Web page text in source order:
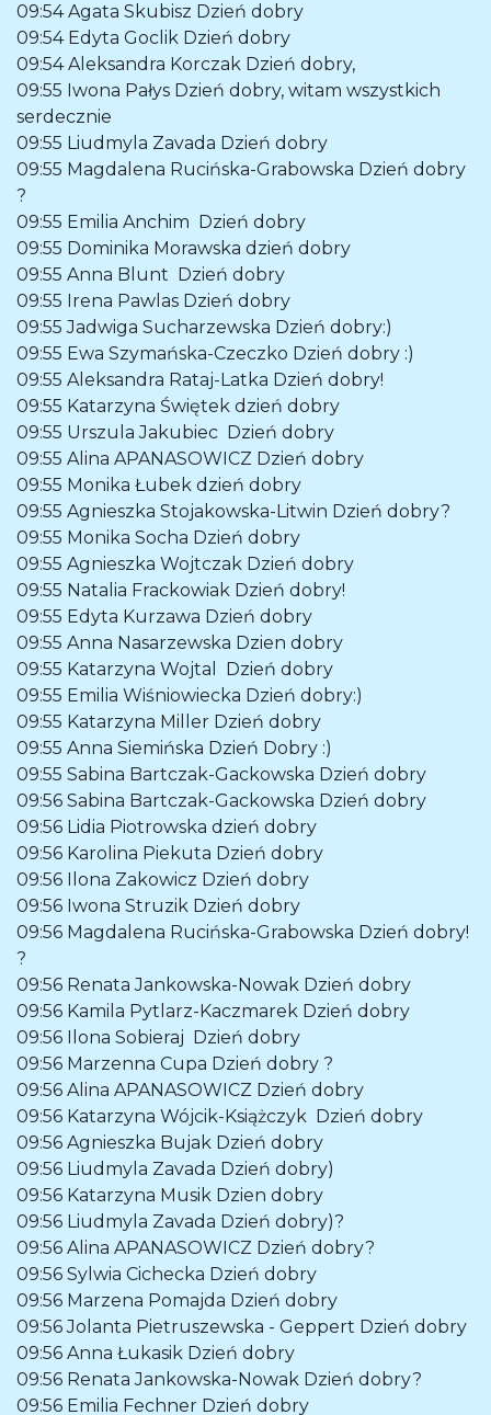
09:54 Agata Skubisz Dzień dobry
09:54 Edyta Goclik Dzień dobry
09:54 Aleksandra Korczak Dzień dobry,
09:55 Iwona Pałys Dzień dobry, witam wszystkich
serdecznie
09:55 Liudmyla Zavada Dzień dobry
09:55 Magdalena Rucińska-Grabowska Dzień dobry
?
09:55 Emilia Anchim Dzień dobry
09:55 Dominika Morawska dzień dobry
09:55 Anna Blunt Dzień dobry
09:55 Irena Pawlas Dzień dobry
09:55 Jadwiga Sucharzewska Dzień dobry:)
09:55 Ewa Szymańska-Czeczko Dzień dobry :)
09:55 Aleksandra Rataj-Latka Dzień dobry!
09:55 Katarzyna Świętek dzień dobry
09:55 Urszula Jakubiec Dzień dobry
09:55 Alina APANASOWICZ Dzień dobry
09:55 Monika Łubek dzień dobry
09:55 Agnieszka Stojakowska-Litwin Dzień dobry?
09:55 Monika Socha Dzień dobry
09:55 Agnieszka Wojtczak Dzień dobry
09:55 Natalia Frackowiak Dzień dobry!
09:55 Edyta Kurzawa Dzień dobry
09:55 Anna Nasarzewska Dzien dobry
09:55 Katarzyna Wojtal
Dzień dobry
09:55 Emilia Wiśniowiecka Dzień dobry:)
09:55 Katarzyna Miller Dzień dobry
09:55 Anna Siemińska Dzień Dobry :)
09:55 Sabina Bartczak-Gackowska Dzień dobry
09:56 Sabina Bartczak-Gackowska Dzień dobry
09:56 Lidia Piotrowska dzień dobry
09:56 Karolina Piekuta Dzień dobry
09:56 Ilona Zakowicz Dzień dobry
09:56 Iwona Struzik Dzień dobry
09:56 Magdalena Rucińska-Grabowska Dzień dobry!
?
09:56 Renata Jankowska-Nowak Dzień dobry
09:56 Kamila Pytlarz-Kaczmarek Dzień dobry
09:56 Ilona Sobieraj Dzień dobry
09:56 Marzenna Cupa Dzień dobry ?
09:56 Alina APANASOWICZ Dzień dobry
09:56 Katarzyna Wójcik-Książczyk Dzień dobry
09:56 Agnieszka Bujak Dzień dobry
09:56 Liudmyla Zavada Dzień dobry)
09:56 Katarzyna Musik Dzien dobry
09:56 Liudmyla Zavada Dzień dobry)?
09:56 Alina APANASOWICZ Dzień dobry?
09:56 Sylwia Cichecka Dzień dobry
09:56 Marzena Pomajda Dzień dobry
09:56 Jolanta Pietruszewska - Geppert Dzień dobry
09:56 Anna Łukasik Dzień dobry
09:56 Renata Jankowska-Nowak Dzień dobry?
09:56 Emilia Fechner Dzień dobry